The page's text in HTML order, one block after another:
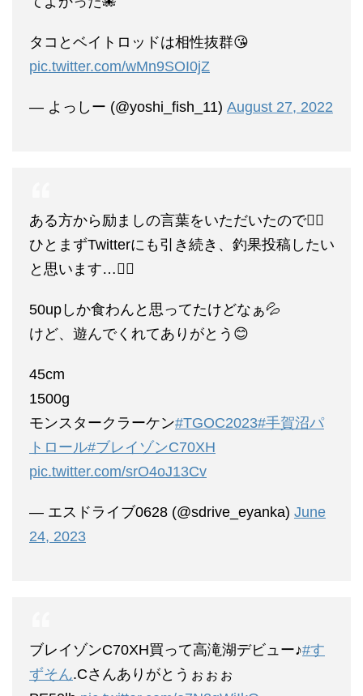
タコとベイトロッドは相性抜群😘
pic.twitter.com/wMn9SOI0jZ
— よっしー (@yoshi_fish_11) August 27, 2022
ある方から励ましの言葉をいただいたので🙇‍♂️
ひとまずTwitterにも引き続き、釣果投稿したい
と思います…🙇‍♂️
50upしか食わんと思ってたけどなぁ💦
けど、遊んでくれてありがとう😊
45cm
1500g
モンスタークラーケン#TGOC2023#手賀沼パ
トロール#ブレイゾンC70XH
pic.twitter.com/srO4oJ13Cv
— エスドライブ0628 (@sdrive_eyanka) June
24, 2023
ブレイゾンC70XH買って高滝湖デビュー♪#す
ずそん.Cさんありがとうぉぉぉ